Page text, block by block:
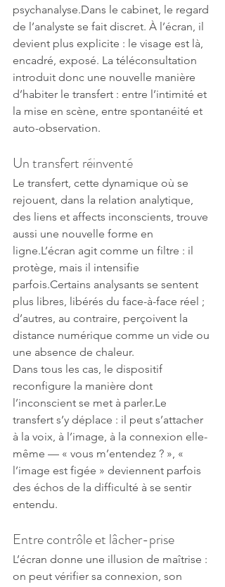
psychanalyse.Dans le cabinet, le regard
de l’analyste se fait discret. À l’écran, il
devient plus explicite : le visage est là,
encadré, exposé. La téléconsultation
introduit donc une nouvelle manière
d’habiter le transfert : entre l’intimité et
la mise en scène, entre spontanéité et
auto-observation.
Un transfert réinventé
Le transfert, cette dynamique où se
rejouent, dans la relation analytique,
des liens et affects inconscients, trouve
aussi une nouvelle forme en
ligne.L’écran agit comme un filtre : il
protège, mais il intensifie
parfois.Certains analysants se sentent
plus libres, libérés du face-à-face réel ;
d’autres, au contraire, perçoivent la
distance numérique comme un vide ou
une absence de chaleur.
Dans tous les cas, le dispositif
reconfigure la manière dont
l’inconscient se met à parler.Le
transfert s’y déplace : il peut s’attacher
à la voix, à l’image, à la connexion elle-
même — « vous m’entendez ? », «
l’image est figée » deviennent parfois
des échos de la difficulté à se sentir
entendu.
Entre contrôle et lâcher-prise
L’écran donne une illusion de maîtrise :
on peut vérifier sa connexion, son